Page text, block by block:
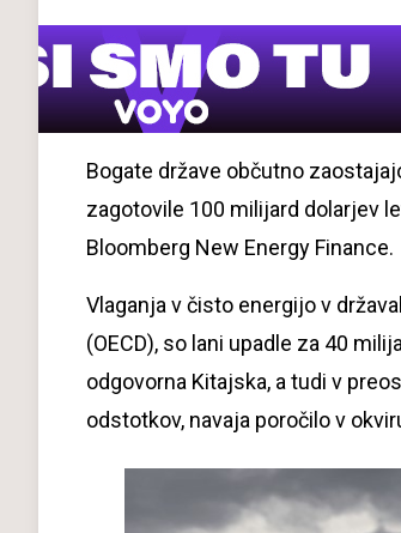
Bogate države občutno
zagotovile 100 milijard dolarjev
Bloomberg New Energy Finance.
Vlaganja v čisto energijo v
(OECD), so lani upadle za 40
odgovorna Kitajska, a tudi v
odstotkov, navaja poročilo v